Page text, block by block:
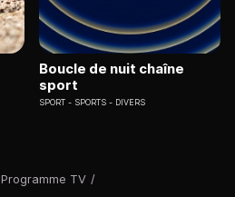
Programme TV /
Boucle de nuit chaîne
sport
SPORT SPORTS - DIVERS